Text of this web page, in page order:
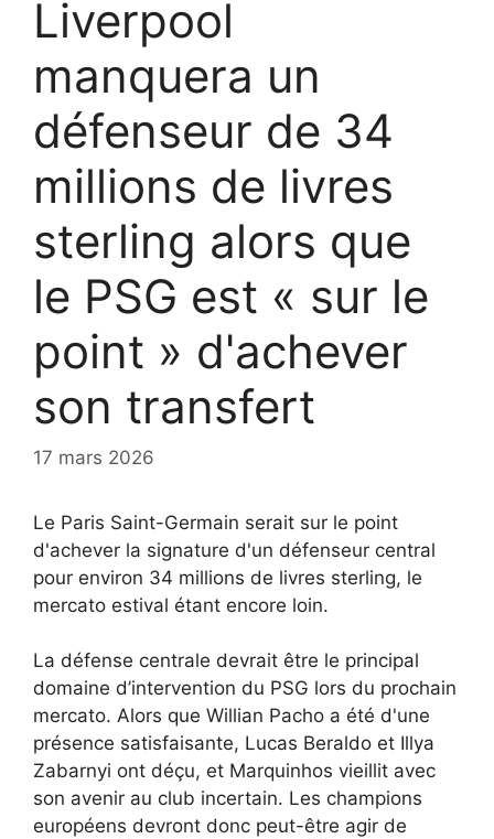
Liverpool
manquera un
défenseur de 34
millions de livres
sterling alors que
le PSG est « sur le
point » d'achever
son transfert
17 mars 2026
Le Paris Saint-Germain serait sur le point
d'achever la signature d'un défenseur central
pour environ 34 millions de livres sterling, le
mercato estival étant encore loin.
La défense centrale devrait être le principal
domaine d’intervention du PSG lors du prochain
mercato. Alors que Willian Pacho a été d'une
présence satisfaisante, Lucas Beraldo et Illya
Zabarnyi ont déçu, et Marquinhos vieillit avec
son avenir au club incertain. Les champions
européens devront donc peut-être agir de